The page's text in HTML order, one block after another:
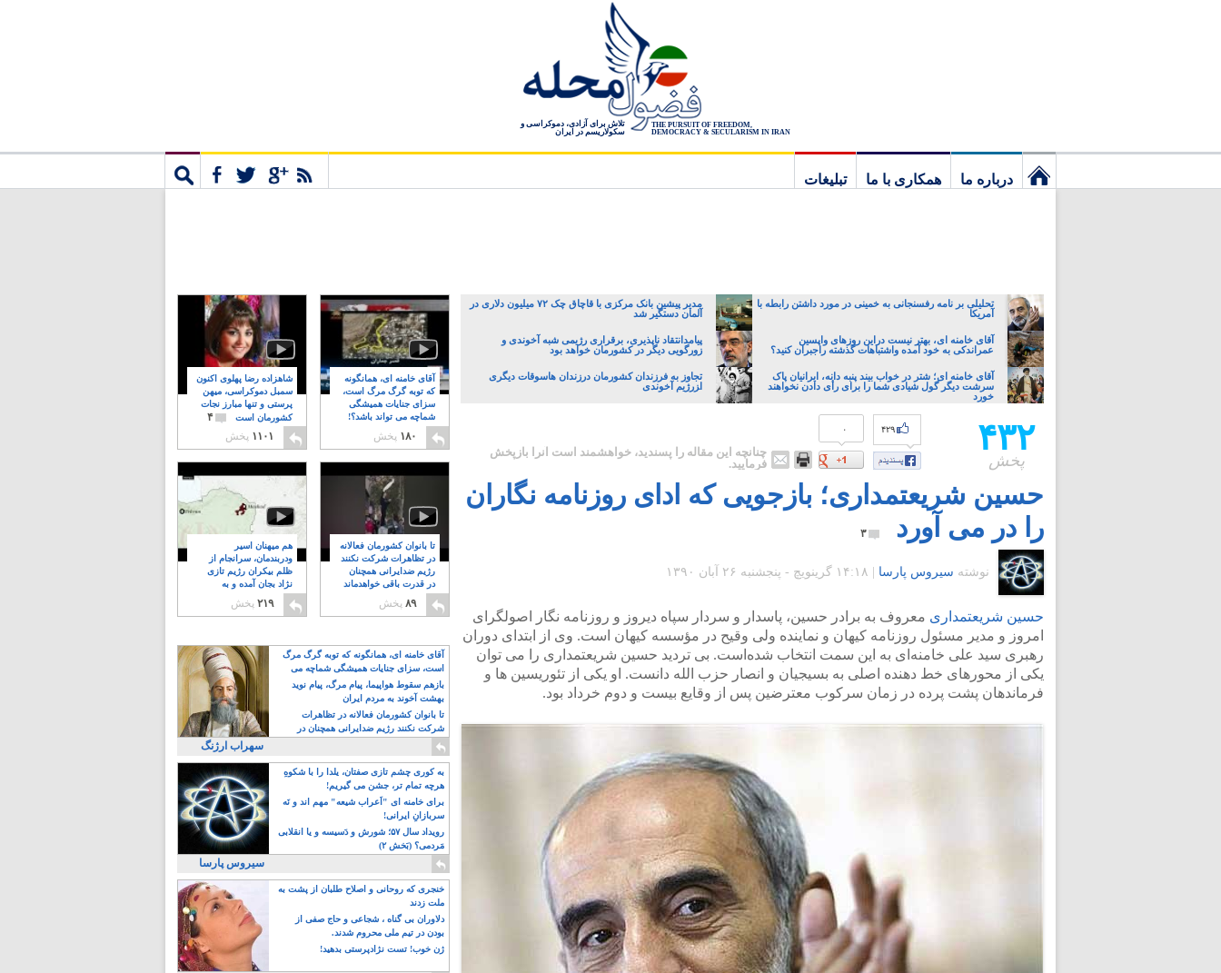
THE PURSUIT OF FREEDOM,
DEMOCRACY & SECULARISM IN IRAN
تلاش برای آزادی، دموکراسی و
سکولاریسم در ایران
درباره ما همکاری با ما
تبلیغات
تحلیلی بر نامه رفسنجانی به خمینی در مورد داشتن رابطه با
آمریکا
مدیر پیشین بانک مرکزی با قاچاق چک ۷۲ میلیون دلاری در
آلمان دستگیر شد
آقای خامنه ای، بهتر نیست دراین روزهای واپسین
عمراندکی به خود آمده واشتباهات گذشته راجبران کنید؟
پیامدانتقاد ناپذیری، برقراری رژیمی شبه آخوندی و
زورگویی دیگر در کشورمان خواهد بود
آقای خامنه ای؛ شتر در خواب بیند پنبه دانه، ایرانیان پاک
سرشت دیگر گول شیادی شما را برای رأی دادن نخواهند
خورد
تجاوز به فرزندان کشورمان درزندان هاسوقات دیگری
ا‍زرژیم آخوندی
۴۳۲
پخش
۰ ۴۲۹
چنانچه این مقاله را پسندید، خواهشمند است آنرا بازپخش
فرمایید.
حسین شریعتمداری؛ بازجویی که ادای روزنامه نگاران
را در می آورد
۳
نوشته سیروس پارسا ۱۴:۱۸ گرينويچ - پنجشنبه ۲۶ آبان ۱۳۹۰
حسین شریعتمداری معروف به برادر حسین، پاسدار و سردار سپاه دیروز و روزنامه‌ نگار اصولگرای
امروز و مدیر مسئول روزنامه کیهان و نماینده ولی وقیح در مؤسسه کیهان است. وی از ابتدای دوران
رهبری سید علی خامنه‌ای به این سمت انتخاب شده‌است. بی تردید حسین شریعتمداری را می توان
یکی از محورهای خط دهنده اصلی به بسیجیان و انصار حزب الله دانست. او یکی از تئوریسین ها و
فرماندهان پشت پرده در زمان سرکوب معترضین پس از وقایع بیست و دوم خرداد بود.
شاهزاده رضا پهلوی اکنون
سمبل دموکراسی، میهن
پرستی و تنها مبارز نجات
کشورمان است
۴
۱۱۰۱ پخش
آقای خامنه ای، همانگونه
که توبه گرگ مرگ است،
سزای جنایات همیشگی
شماچه می تواند باشد؟!
۸
۱۸۰ پخش
هم میهنان اسیر
ودربندمان، سرانجام از
ظلم بیکران رژیم تازی
نژاد بجان آمده و به
۲۱۹ پخش
تا بانوان کشورمان فعالانه
در تظاهرات شرکت نکنند
رژیم ضدایرانی همچنان
در قدرت باقی خواهدماند
۸
۸۹ پخش
آقای خامنه ای، همانگونه که توبه گرگ مرگ
است، سزای جنایات همیشگی شماچه می
تواند باشد؟!
بازهم سقوط هواپیما، پیام مرگ، پیام نوید
بهشت آخوند به مردم ایران
تا بانوان کشورمان فعالانه در تظاهرات
شرکت نکنند رژیم ضدایرانی همچنان در
قدرت باقی خواهدماند
سهراب ارژنگ
به کوری چشم تازی صفتان، یلدا را با شکوهِ
هرچه تمام تر، جشن می گیریم!
برای خامنه ای "اَعراب شیعه" مهم اند و نَه
سربازانِ ایرانی!
رویداد سال ۵۷؛ شورش و دَسیسه و یا انقلابی
مَردمی؟ (بَخش ۲)
سیروس پارسا
خنجری که روحانی و اصلاح طلبان از پشت به
ملت زدند
دلاوران بی گناه ، شجاعی و حاج صفی از
بودن در تیم ملی محروم شدند.
ژن خوب! تست نژادپرستی بدهید!